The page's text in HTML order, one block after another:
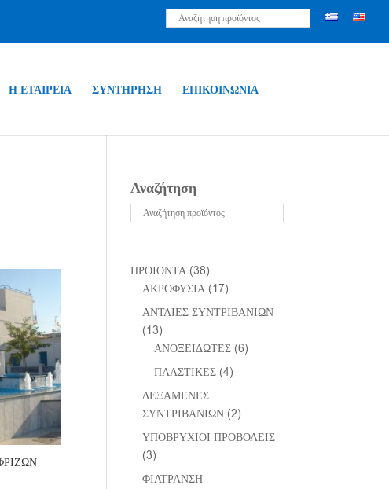
Η ΕΤΑΙΡΕΙΑ ΣΥΝΤΗΡΗΣΗ ΕΠΙΚΟΙΝΩΝΙΑ
Αναζήτηση
ΠΡΟΙΟΝΤΑ (38)
ΑΚΡΟΦΥΣΙΑ (17)
ΑΝΤΛΙΕΣ ΣΥΝΤΡΙΒΑΝΙΩΝ
(13)
ΑΝΟΞΕΙΔΩΤΕΣ (6)
ΠΛΑΣΤΙΚΕΣ (4)
ΔΕΞΑΜΕΝΕΣ
ΣΥΝΤΡΙΒΑΝΙΩΝ (2)
ΥΠΟΒΡΥΧΙΟΙ ΠΡΟΒΟΛΕΙΣ
(3)
ΦΙΛΤΡΑΝΣΗ